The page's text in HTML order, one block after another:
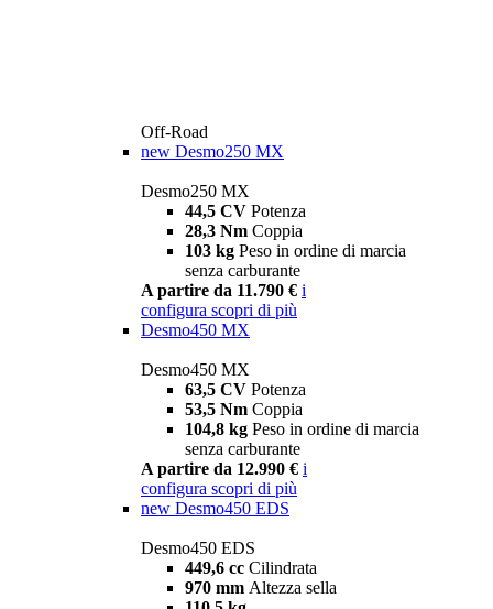
Off-Road
new Desmo250 MX
Desmo250 MX
44,5 CV Potenza
28,3 Nm Coppia
103 kg Peso in ordine di marcia
senza carburante
A partire da 11.790 € i
configura scopri di più
Desmo450 MX
Desmo450 MX
63,5 CV Potenza
53,5 Nm Coppia
104,8 kg Peso in ordine di marcia
senza carburante
A partire da 12.990 € i
configura scopri di più
new Desmo450 EDS
Desmo450 EDS
449,6 cc Cilindrata
970 mm Altezza sella